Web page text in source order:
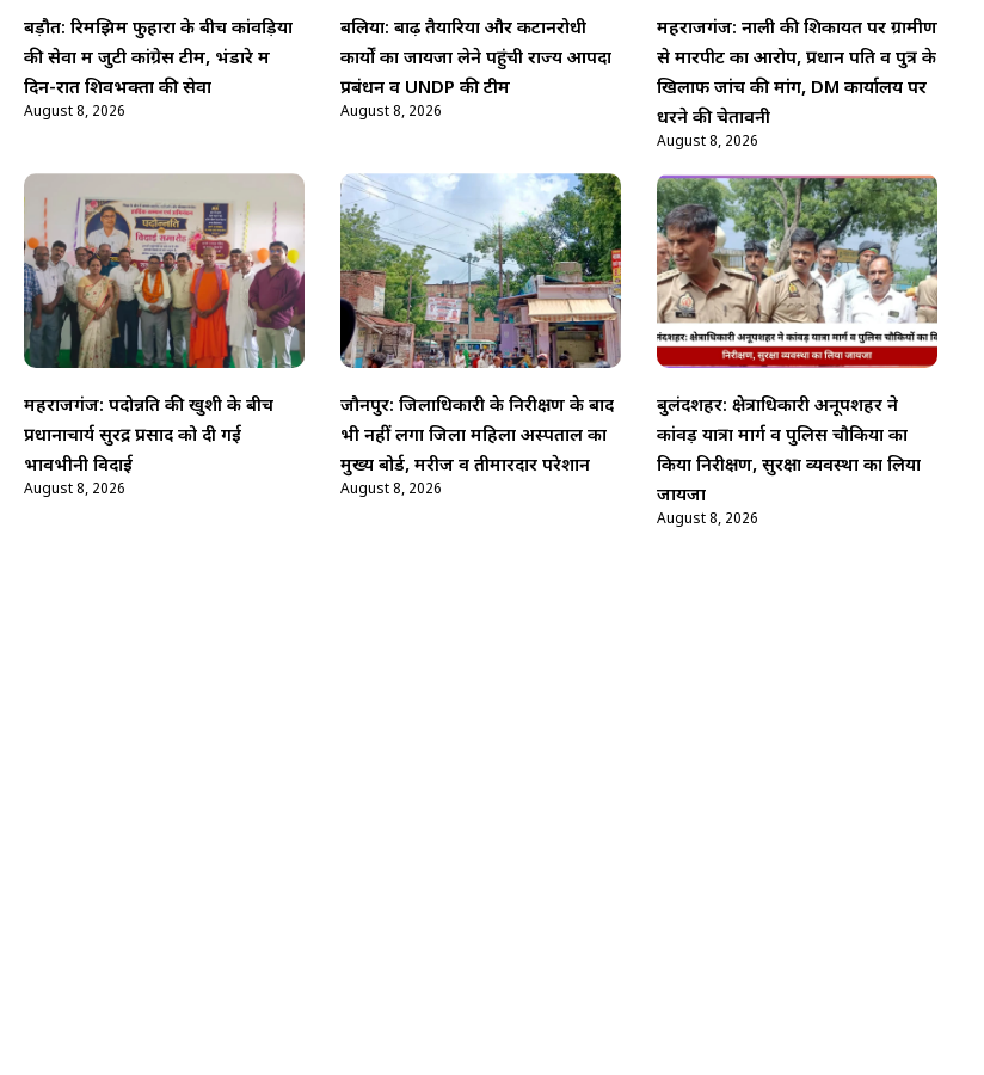
बड़ौत: रिमझिम फुहारों के बीच कांवड़ियों
की सेवा में जुटी कांग्रेस टीम, भंडारे में
दिन-रात शिवभक्तों की सेवा
August 8, 2026
बलिया: बाढ़ तैयारियों और कटानरोधी
कार्यों का जायजा लेने पहुंची राज्य आपदा
प्रबंधन व UNDP की टीम
August 8, 2026
महराजगंज: नाली की शिकायत पर ग्रामीण
से मारपीट का आरोप, प्रधान पति व पुत्र के
खिलाफ जांच की मांग, DM कार्यालय पर
धरने की चेतावनी
August 8, 2026
महराजगंज: पदोन्नति की खुशी के बीच
प्रधानाचार्य सुरेंद्र प्रसाद को दी गई
भावभीनी विदाई
August 8, 2026
जौनपुर: जिलाधिकारी के निरीक्षण के बाद
भी नहीं लगा जिला महिला अस्पताल का
मुख्य बोर्ड, मरीज व तीमारदार परेशान
August 8, 2026
बुलंदशहर: क्षेत्राधिकारी अनूपशहर ने
कांवड़ यात्रा मार्ग व पुलिस चौकियों का
किया निरीक्षण, सुरक्षा व्यवस्था का लिया
जायजा
August 8, 2026